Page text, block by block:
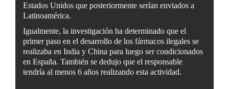
Estados Unidos que posteriormente serían enviados a
Latinoamérica.
Igualmente, la investigación ha determinado que el
primer paso en el desarrollo de los fármacos ilegales se
realizaba en India y China para luego ser condicionados
en España. También se dedujo que el responsable
tendría al menos 6 años realizando esta actividad.